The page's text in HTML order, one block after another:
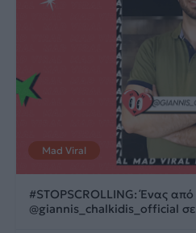
Mad Viral
#STOPSCROLLING: Ένας
@giannis_chalkidis_official σε